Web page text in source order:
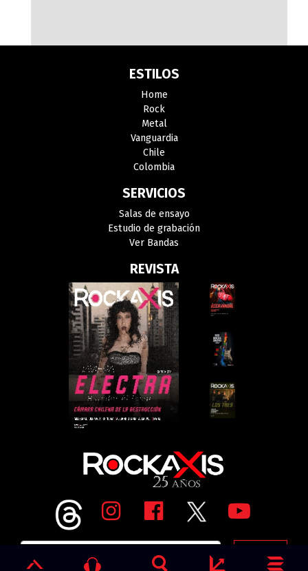
ESTILOS
Home
Rock
Metal
Vanguardia
Chile
Colombia
SERVICIOS
Salas de ensayo
Estudio de grabación
Ver Bandas
REVISTA